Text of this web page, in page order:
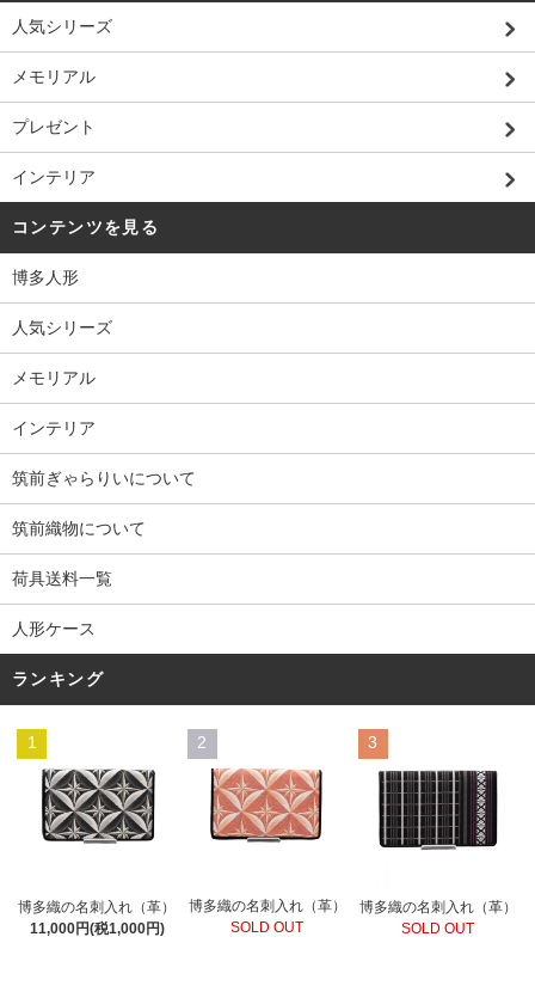
人気シリーズ
メモリアル
プレゼント
インテリア
コンテンツを見る
博多人形
人気シリーズ
メモリアル
インテリア
筑前ぎゃらりいについて
筑前織物について
荷具送料一覧
人形ケース
ランキング
1
博多織の名刺入れ（革）
11,000円(税1,000円)
2
博多織の名刺入れ（革）
SOLD OUT
3
博多織の名刺入れ（革）
SOLD OUT